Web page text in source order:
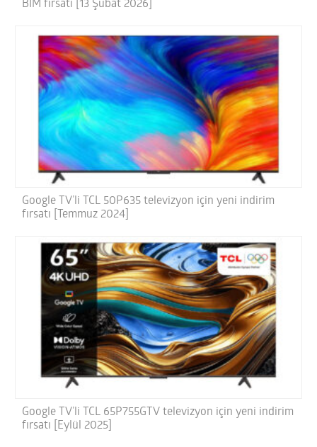
BİM fırsatı [13 Şubat 2026]
Google TV’li TCL 50P635 televizyon için yeni indirim
fırsatı [Temmuz 2024]
Google TV’li TCL 65P755GTV televizyon için yeni indirim
fırsatı [Eylül 2025]